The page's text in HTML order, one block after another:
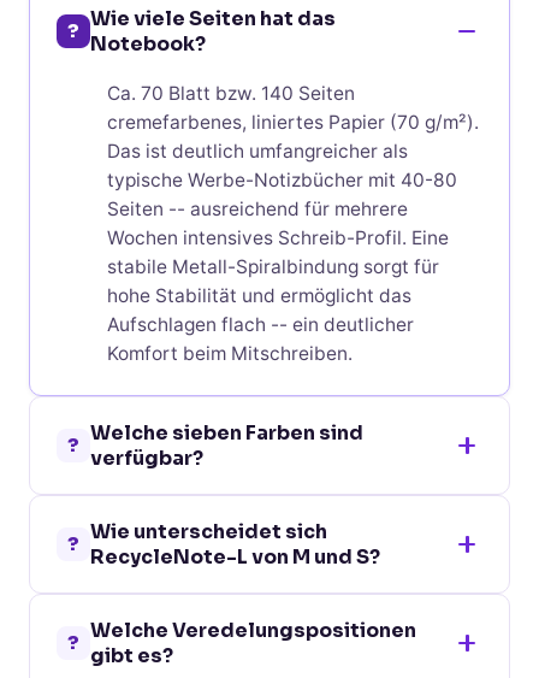
? Wie viele Seiten hat das
Notebook?
Ca. 70 Blatt bzw. 140 Seiten
cremefarbenes, liniertes Papier (70 g/m²).
Das ist deutlich umfangreicher als
typische Werbe-Notizbücher mit 40-80
Seiten -- ausreichend für mehrere
Wochen intensives Schreib-Profil. Eine
stabile Metall-Spiralbindung sorgt für
hohe Stabilität und ermöglicht das
Aufschlagen flach -- ein deutlicher
Komfort beim Mitschreiben.
? Welche sieben Farben sind
verfügbar?
Blau und Rot. Damit lässt sich nahezu jede
CI-Welt abdecken -- Schwarz und Grau
für Business-Auftritte, Orange und Rot für
signal-starke Werbe-Aktionen, Grün für
ESG-Branchen, Dunkel Blau für klassische
? Wie unterscheidet sich
RecycleNote-L von M und S?
Veredelungspositionen). M ist die mittlere
Variante (10 x 14,5 cm, 78 g, drei
? Welche Veredelungspositionen
gibt es?